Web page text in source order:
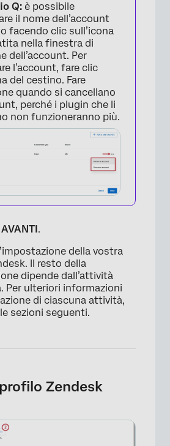
Q: è possibile
il nome dell’account
facendo clic sull’icona
nella finestra di
dell’account. Per
l’account, fare clic
del cestino. Fare
quando si cancellano
perché i plugin che li
non funzioneranno più.
AVANTI .
della vostra
Il resto della
dipende dall’attività
Per ulteriori informazioni
di ciascuna attività,
sezioni seguenti.
Zendesk